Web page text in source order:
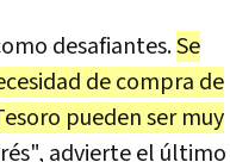
desafiantes.Se
de compra de
pueden ser muy
advierte el último